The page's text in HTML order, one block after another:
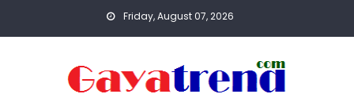
Friday, August 07, 2026